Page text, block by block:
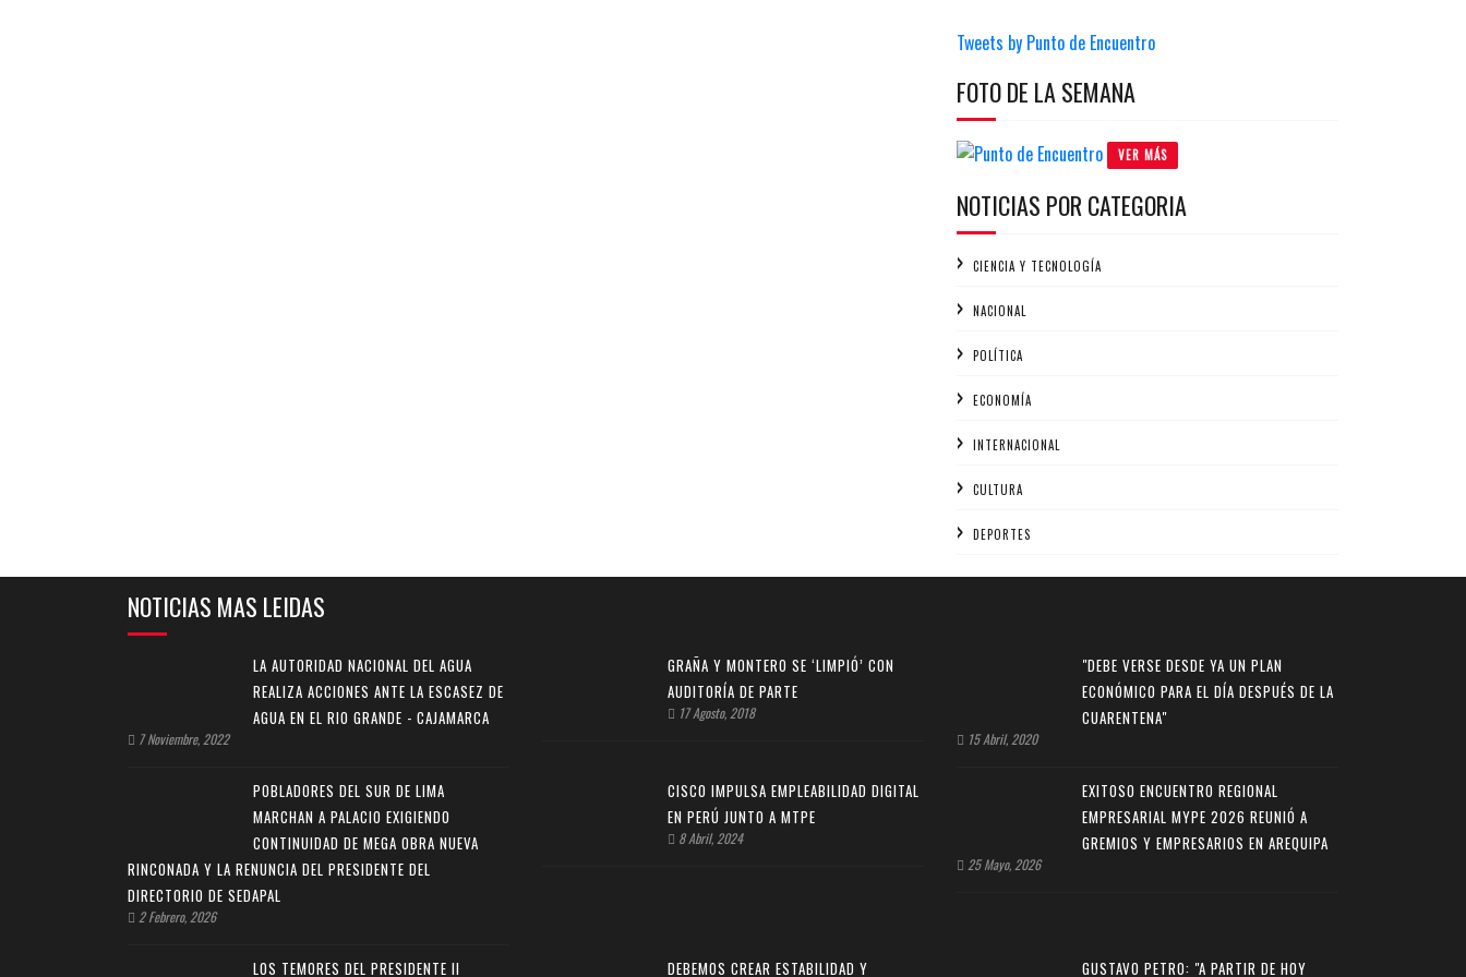
Tweets by Punto de Encuentro
FOTO DE LA SEMANA
VER MÁS
NOTICIAS POR CATEGORIA
CIENCIA Y TECNOLOGÍA
NACIONAL
POLÍTICA
ECONOMÍA
INTERNACIONAL
CULTURA
DEPORTES
NOTICIAS MAS LEIDAS
LA AUTORIDAD NACIONAL DEL AGUA
REALIZA ACCIONES ANTE LA ESCASEZ DE
AGUA EN EL RIO GRANDE - CAJAMARCA
7 Noviembre, 2022
GRAÑA Y MONTERO SE ‘LIMPIÓ’ CON
AUDITORÍA DE PARTE
17 Agosto, 2018
"DEBE VERSE DESDE YA UN PLAN
ECONÓMICO PARA EL DÍA DESPUÉS DE LA
CUARENTENA"
15 Abril, 2020
POBLADORES DEL SUR DE LIMA
MARCHAN A PALACIO EXIGIENDO
CONTINUIDAD DE MEGA OBRA NUEVA
RINCONADA Y LA RENUNCIA DEL PRESIDENTE DEL
DIRECTORIO DE SEDAPAL
2 Febrero, 2026
CISCO IMPULSA EMPLEABILIDAD DIGITAL
EN PERÚ JUNTO A MTPE
8 Abril, 2024
EXITOSO ENCUENTRO REGIONAL
EMPRESARIAL MYPE 2026 REUNIÓ A
GREMIOS Y EMPRESARIOS EN AREQUIPA
25 Mayo, 2026
LOS TEMORES DEL PRESIDENTE II DEBEMOS CREAR ESTABILIDAD Y GUSTAVO PETRO: "A PARTIR DE HOY